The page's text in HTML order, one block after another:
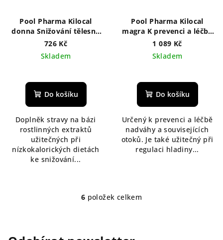
Pool Pharma Kilocal
donna Snižování tělesné
hmotnosti a při
a menopauzy 40 tablet
726 Kč
Skladem
Do košíku
Doplněk stravy na bázi
rostlinných extraktů
užitečných při
nízkokalorických dietách
ke snižování...
Pool Pharma Kilocal
magra K prevenci a léčbě
nadváhy 60 kapslí
1 089 Kč
Skladem
Do košíku
Určený k prevenci a léčbě
nadváhy a souvisejících
otoků. Je také užitečný při
regulaci hladiny...
O
á
6 položek celkem